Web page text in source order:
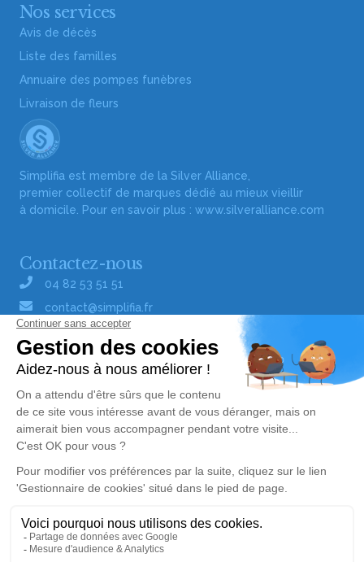
Nos services
Avis de décès
Liste des familles
Annuaire des pompes funèbres
Livraison de fleurs
Simplifia est membre de la Silver Alliance,
premier collectif de marques dédié au mieux vieillir
à domicile. Pour en savoir plus : www.silveralliance.com
Contactez-nous
04 82 53 51 51
contact@simplifia.fr
Réseaux sociaux
Liens utiles
Publier un avis de décès
Signaler un abus/une erreur
Consultez nos offres d'emploi
Politique de traitement des données